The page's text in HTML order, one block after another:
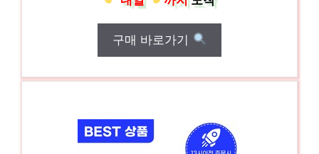
구매 바로가기